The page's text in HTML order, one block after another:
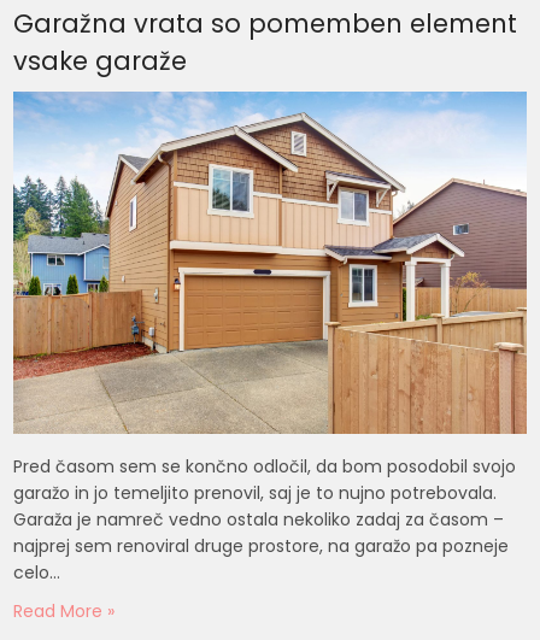
Garažna vrata so pomemben element
vsake garaže
Pred časom sem se končno odločil, da bom posodobil svojo
garažo in jo temeljito prenovil, saj je to nujno potrebovala.
Garaža je namreč vedno ostala nekoliko zadaj za časom –
najprej sem renoviral druge prostore, na garažo pa pozneje
celo…
Read More »